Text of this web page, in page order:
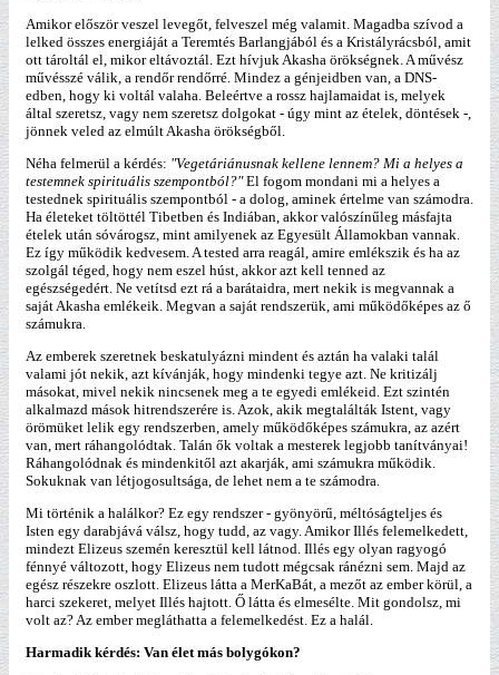
Amikor először veszel levegőt, felveszel még valamit. Magadba szívod a
lelked összes energiáját a Teremtés Barlangjából és a Kristályrácsból, amit
ott tároltál el, mikor eltávoztál. Ezt hívjuk Akasha örökségnek. A művész
művésszé válik, a rendőr rendőrré. Mindez a génjeidben van, a DNS-
edben, hogy ki voltál valaha. Beleértve a rossz hajlamaidat is, melyek
által szeretsz, vagy nem szeretsz dolgokat - úgy mint az ételek, döntések -,
jönnek veled az elmúlt Akasha örökségből.
Néha felmerül a kérdés: "Vegetáriánusnak kellene lennem? Mi a helyes a
testemnek spirituális szempontból?"El fogom mondani mi a helyes a
testednek spirituális szempontból - a dolog, aminek értelme van számodra.
Ha életeket töltöttél Tibetben és Indiában, akkor valószínűleg másfajta
ételek után sóvárogsz, mint amilyenek az Egyesült Államokban vannak.
Ez így működik kedvesem. A tested arra reagál, amire emlékszik és ha az
szolgál téged, hogy nem eszel húst, akkor azt kell tenned az
egészségedért. Ne vetítsd ezt rá a barátaidra, mert nekik is megvannak a
saját Akasha emlékeik. Megvan a saját rendszerük, ami működőképes az ő
számukra.
Az emberek szeretnek beskatulyázni mindent és aztán ha valaki talál
valami jót nekik, azt kívánják, hogy mindenki tegye azt. Ne kritizálj
másokat, mivel nekik nincsenek meg a te egyedi emlékeid. Ezt szintén
alkalmazd mások hitrendszerére is. Azok, akik megtalálták Istent, vagy
örömüket lelik egy rendszerben, amely működőképes számukra, az azért
van, mert ráhangolódtak. Talán ők voltak a mesterek legjobb tanítványai!
Ráhangolódnak és mindenkitől azt akarják, ami számukra működik.
Sokuknak van létjogosultsága, de lehet nem a te számodra.
Mi történik a halálkor? Ez egy rendszer - gyönyörű, méltóságteljes és
Isten egy darabjává válsz, hogy tudd, az vagy. Amikor Illés felemelkedett,
mindezt Elizeus szemén keresztül kell látnod. Illés egy olyan ragyogó
fénnyé változott, hogy Elizeus nem tudott mégcsak ránézni sem. Majd az
egész részekre oszlott. Elizeus látta a MerKaBát, a mezőt az ember körül, a
harci szekeret, melyet Illés hajtott. Ő látta és elmesélte. Mit gondolsz, mi
volt az? Az ember megláthatta a felemelkedést. Ez a halál.
Harmadik kérdés: Van élet más bolygókon?